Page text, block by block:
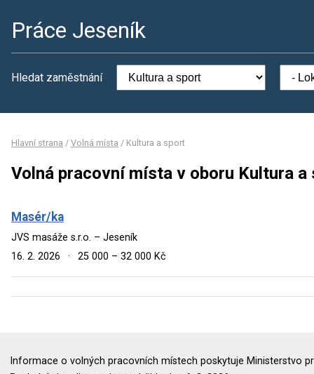
Práce Jeseník
Hledat zaměstnání
Hlavní strana / Volná místa / Kultura a sport
Volná pracovní místa v oboru Kultura a
Masér/ka
JVS masáže s.r.o. – Jeseník
16. 2. 2026
· 25 000 – 32 000 Kč
Informace o volných pracovních místech poskytuje Ministerstvo